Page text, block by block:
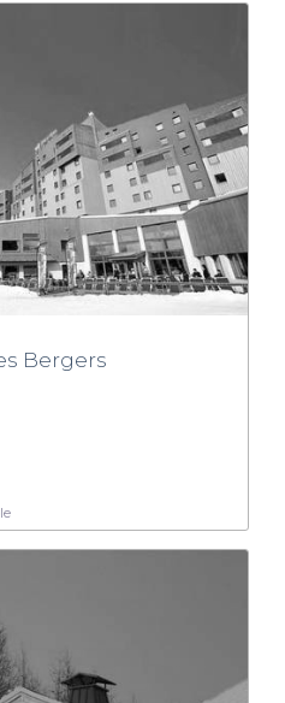
Bergers